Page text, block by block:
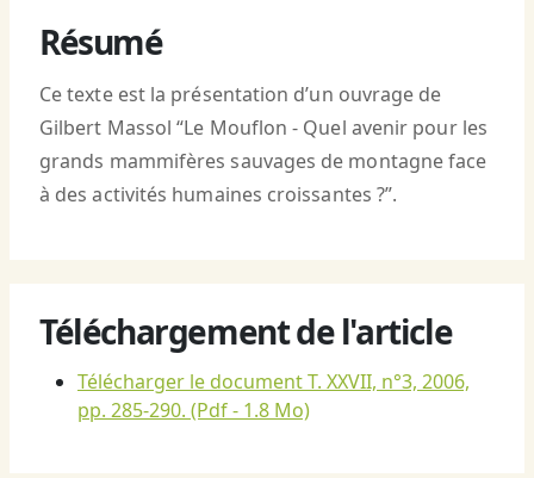
Résumé
Ce texte est la présentation d’un ouvrage de
Gilbert Massol “Le Mouflon - Quel avenir pour les
grands mammifères sauvages de montagne face
à des activités humaines croissantes ?”.
Téléchargement de l'article
Télécharger le document T. XXVII, n°3, 2006,
pp. 285-290. (Pdf - 1.8 Mo)